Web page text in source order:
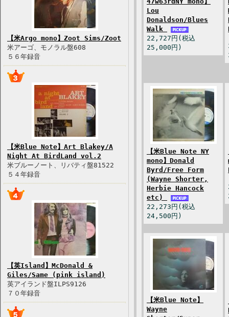
【米Argo mono】Zoot Sims/Zoot
米アーゴ、モノラル盤608
５６年録音
【米Blue Note】Art Blakey/A
Night At BirdLand vol.2
米ブルーノート、リバティ盤81522
５４年録音
【英Island】McDonald &
Giles/Same (pink island)
英アイランド盤ILPS9126
７０年録音
Lou
Donaldson/Blues
Walk
22,727円(税込
25,000円)
【米Blue Note NY
mono】Donald
Byrd/Free Form
(Wayne Shorter,
Herbie Hancock
etc)
22,273円(税込
24,500円)
【米Blue Note】
Wayne